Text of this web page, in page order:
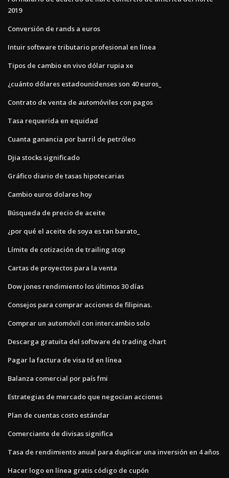
2019
Conversión de rands a euros
Intuir software tributario profesional en línea
Tipos de cambio en vivo dólar rupia xe
¿cuánto dólares estadounidenses son 40 euros_
Contrato de venta de automóviles con pagos
Tasa requerida en equidad
Cuanta ganancia por barril de petróleo
Djia stocks significado
Gráfico diario de tasas hipotecarias
Cambio euros dolares hoy
Búsqueda de precio de aceite
¿por qué el aceite de soya es tan barato_
Límite de cotización de trailing stop
Cartas de proyectos para la venta
Dow jones rendimiento los últimos 30 días
Consejos para comprar acciones de filipinas.
Comprar un automóvil con intercambio solo
Descarga gratuita del software de trading chart
Pagar la factura de visa td en línea
Balanza comercial por país fmi
Estrategias de mercado que negocian acciones
Plan de cuentas costo estándar
Comerciante de divisas significa
Tasa de rendimiento anual para duplicar una inversión en 4 años
Hacer logo en línea gratis código de cupón